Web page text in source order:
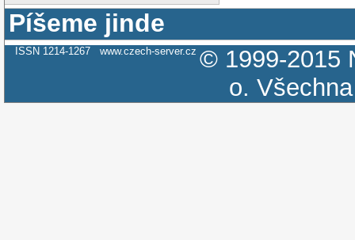
Píšeme jinde
ISSN 1214-1267 www.czech-server.cz © 1999-2015
o.